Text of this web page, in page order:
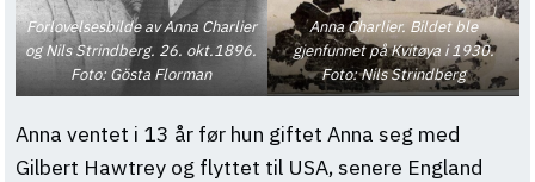
Forlovelsesbilde av Anna Charlier
og Nils Strindberg. 26. okt.1896.
Foto: Gösta Florman
Anna Charlier. Bildet ble
gjenfunnet på Kvitøya i 1930.
Foto: Nils Strindberg
Anna ventet i 13 år før hun giftet Anna seg med
Gilbert Hawtrey og flyttet til USA, senere England